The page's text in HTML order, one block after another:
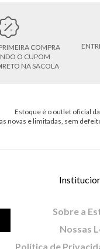
COMPRA
O CUPOM
NA SACOLA
Estoque é o outlet oficial
novas e limitadas, sem
Sobre a
Nossas